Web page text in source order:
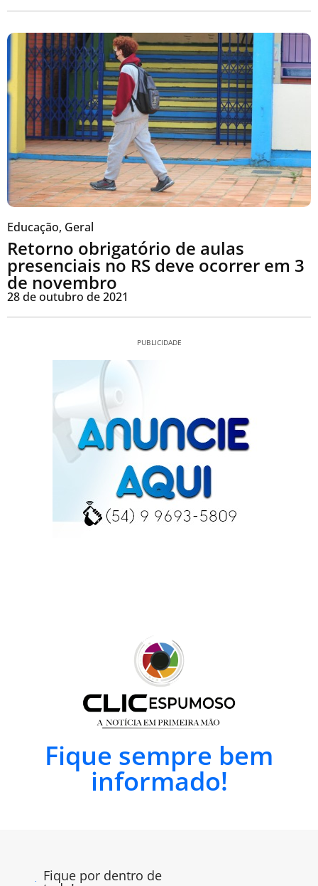
Educação, Geral
Retorno obrigatório de aulas
presenciais no RS deve ocorrer em 3
de novembro
28 de outubro de 2021
PUBLICIDADE
Fique sempre bem
informado!
Fique por dentro de